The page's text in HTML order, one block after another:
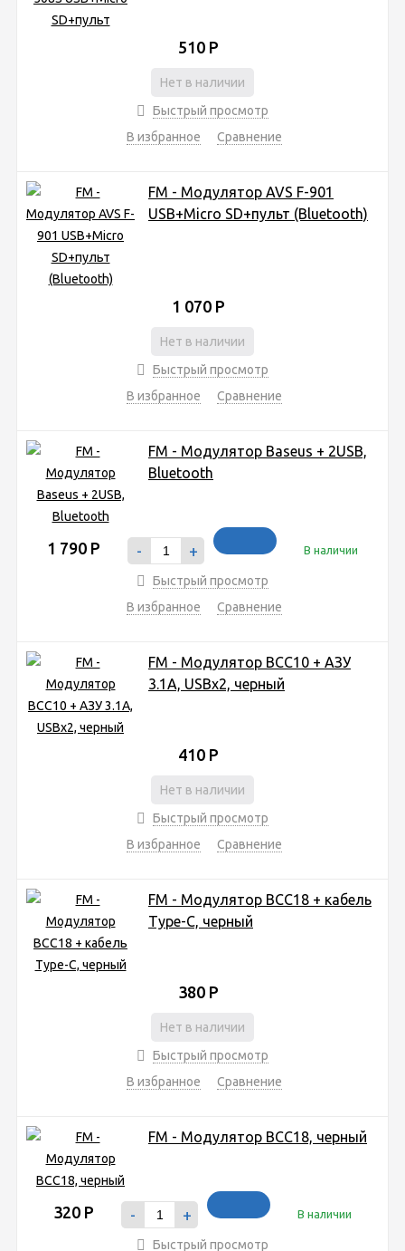
510 Р
Нет в наличии
Быстрый просмотр
В избранное
Сравнение
FM - Модулятор AVS F-901
USB+Micro SD+пульт (Bluetooth)
1 070 Р
Нет в наличии
Быстрый просмотр
В избранное
Сравнение
FM - Модулятор Baseus + 2USB,
Bluetooth
1 790 Р - + В наличии
Быстрый просмотр
В избранное
Сравнение
FM - Модулятор BCC10 + АЗУ
3.1A, USBx2, черный
410 Р
Нет в наличии
Быстрый просмотр
В избранное
Сравнение
FM - Модулятор BCC18 + кабель
Type-C, черный
380 Р
Нет в наличии
Быстрый просмотр
В избранное
Сравнение
FM - Модулятор BCC18, черный
320 Р - + В наличии
Быстрый просмотр